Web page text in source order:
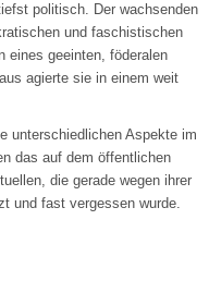
politisch. Der wachsenden
und faschistischen
eines geeinten, föderalen
agierte sie in einem weit
unterschiedlichen Aspekte im
das auf dem öffentlichen
die gerade wegen ihrer
und fast vergessen wurde.